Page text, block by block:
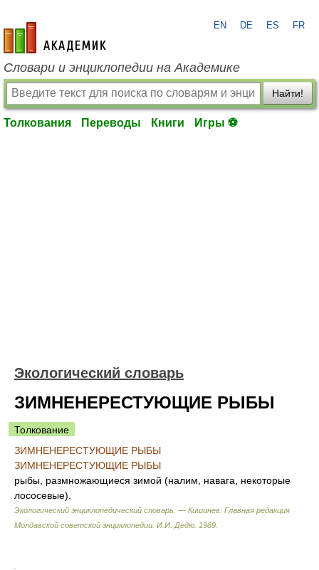
academic.ru
EN DE ES FR
Словари и энциклопедии на Академике
Найти!
Толкования Переводы Книги Игры ⚽
Экологический словарь
ЗИМНЕНЕРЕСТУЮЩИЕ РЫБЫ
Толкование
ЗИМНЕНЕРЕСТУЮЩИЕ РЫБЫ
ЗИМНЕНЕРЕСТУЮЩИЕ РЫБЫ
рыбы, размножающиеся зимой (налим, навага, некоторые
лососевые).
Экологический энциклопедический словарь. — Кишинев: Главная редакция
Молдавской советской энциклопедии И.И. Дедю 1989